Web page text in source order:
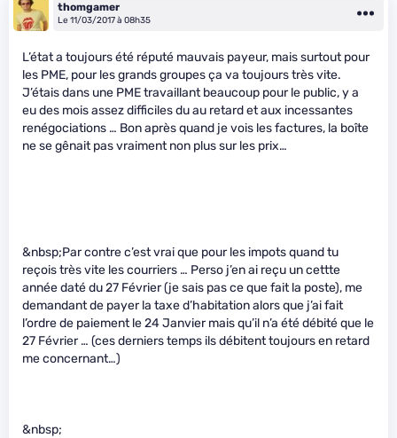
thomgamer
Le 11/03/2017 à 08h35
L’état a toujours été réputé mauvais payeur, mais surtout pour
les PME, pour les grands groupes ça va toujours très vite.
J’étais dans une PME travaillant beaucoup pour le public, y a
eu des mois assez difficiles du au retard et aux incessantes
renégociations … Bon après quand je vois les factures, la boîte
ne se gênait pas vraiment non plus sur les prix…
&nbsp;Par contre c’est vrai que pour les impots quand tu
reçois très vite les courriers … Perso j’en ai reçu un cettte
année daté du 27 Février (je sais pas ce que fait la poste), me
demandant de payer la taxe d’habitation alors que j’ai fait
l’ordre de paiement le 24 Janvier mais qu’il n’a été débité que le
27 Février … (ces derniers temps ils débitent toujours en retard
me concernant…)
&nbsp;